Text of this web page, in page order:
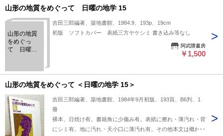
山形の地質をめぐって 日曜の地学 15
山形の地質
をめぐっ
て 日曜の
吉田三郎編著、築地書館、1984.9、193p、19cm
初版 ソフトカバー 表紙三方ヤケシミ 書き込み等なし
阿武隈書房
￥1,500
山形の地質をめぐって ＜日曜の地学 15＞
吉田三郎編著、築地書館、1984年9月初版、193頁、B6判、1
冊
裸本。日焼け有。書籍角に少傷み有。表紙に擦れ・薄汚れ・背
にシミ有。地に汚れ・天小口に薄汚れ有。その他本文は概ね良